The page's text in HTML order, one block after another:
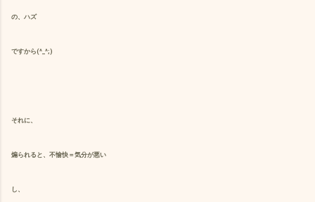
の、ハズ
ですから(^_^;)
それに、
煽られると、不愉快＝気分が悪い
し、